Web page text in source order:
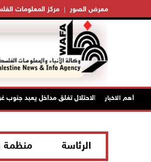
مركز المعلومات معرض الصور
أهم الاخبار
قوات الاحتلال تغلق مداخل يعبد جنوب
الرئاسة منظمة